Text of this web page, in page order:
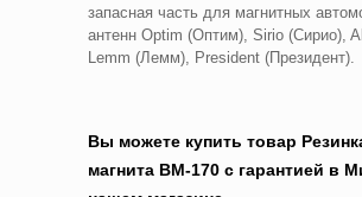
запасная часть для магнитных
антенн Optim (Оптим), Sirio (Сирио),
Lemm (Лемм), President (Президент).
Вы можете купить товар
магнита BM-170 с гарантией в